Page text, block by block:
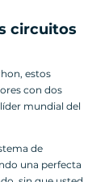
circuitos
estos
con dos
mundial del
de
una perfecta